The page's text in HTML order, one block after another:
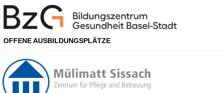
OFFENE AUSBILDUNGSPLÄTZE